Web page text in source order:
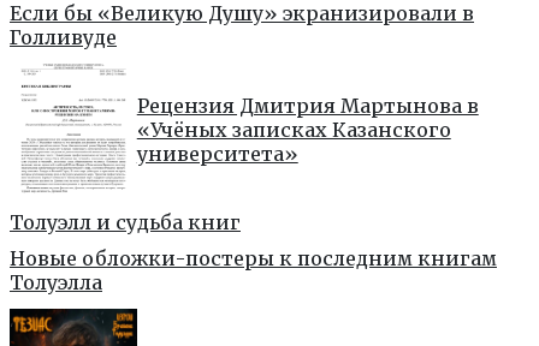
Если бы «Великую Душу» экранизировали в
Голливуде
Рецензия Дмитрия Мартынова в
«Учёных записках Казанского
университета»
Толуэлл и судьба книг
Новые обложки-постеры к последним книгам
Толуэлла